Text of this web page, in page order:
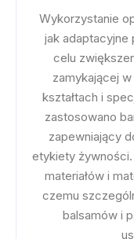
Wykorzystanie
jak adaptacyjne
celu
zamykającej
kształtach i
zastosowano
zapewniający
etykiety żywności.
materiałów i
czemu
balsamów i